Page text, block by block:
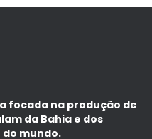
focada na produção de
da Bahia e dos
do mundo.